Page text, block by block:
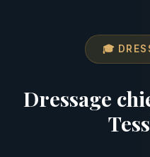
🎓
Dressage